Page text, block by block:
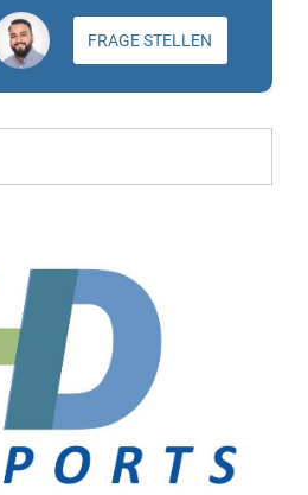
FRAGE STELLEN